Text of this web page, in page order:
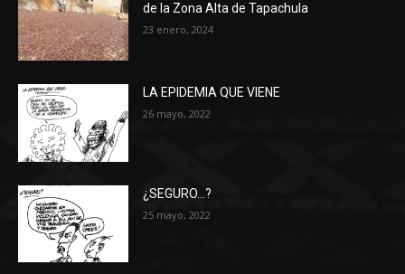
de la Zona Alta de Tapachula
23 enero, 2024
LA EPIDEMIA QUE VIENE
26 mayo, 2022
¿SEGURO…?
25 mayo, 2022